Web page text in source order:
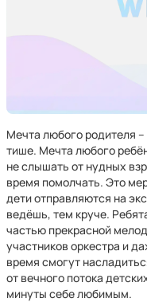
Мечта любого родителя
тише. Мечта любого
не слышать от нудных
время помолчать. Это
дети отправляются на
ведёшь, тем круче.
частью прекрасной
участников оркестра и
время смогут
от вечного потока
минуты себе любимым.